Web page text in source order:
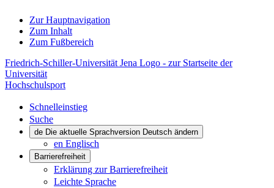
Zur Hauptnavigation
Zum Inhalt
Zum Fußbereich
Friedrich-Schiller-Universität Jena Logo - zur Startseite der
Universität
Hochschulsport
Schnelleinstieg
Suche
de Die aktuelle Sprachversion Deutsch ändern
en Englisch
Barrierefreiheit
Erklärung zur Barrierefreiheit
Leichte Sprache